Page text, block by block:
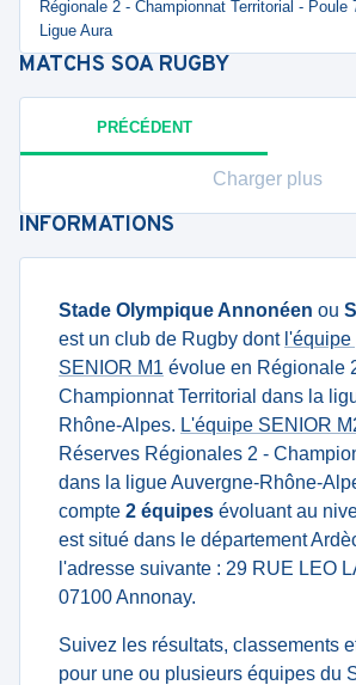
Régionale 2 - Championnat Territorial - Poule
Ligue Aura
MATCHS SOA RUGBY
PRÉCÉDENT
Charger plus
INFORMATIONS
Stade Olympique Annonéen ou
est un club de Rugby dont
SENIOR M1 évolue en Régionale
Championnat Territorial dans la
Rhône-Alpes. L'équipe SENIOR
Réserves Régionales 2 -
dans la ligue Auvergne-Rhône-
compte 2 équipes évoluant au
est situé dans le département
l'adresse suivante : 29 RUE LEO
07100 Annonay.
Suivez les résultats, classements
pour une ou plusieurs équipes du